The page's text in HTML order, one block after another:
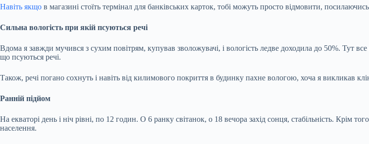
Навіть якщо в магазині стоїть термінал для банківських карток, тобі можуть просто відмовити,
Сильна вологість при якій псуються речі
Вдома я завжди мучився з сухим повітрям, купував зволожувачі, і вологість ледве доходила до 50%. Тут
що псуються речі.
Також, речі погано сохнуть і навіть від килимового покриття в будинку пахне вологою, хоча я викликав
Ранній підйом
На екваторі день і ніч рівні, по 12 годин. О 6 ранку світанок, о 18 вечора захід сонця, стабільність. Крім
населення.